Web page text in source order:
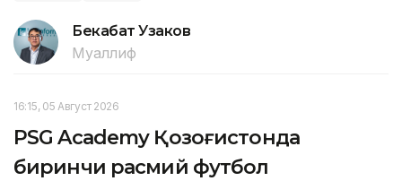
Бекабат Узаков
Муаллиф
16:15, 05 Август 2026
PSG Academy Қозоғистонда
биринчи расмий футбол